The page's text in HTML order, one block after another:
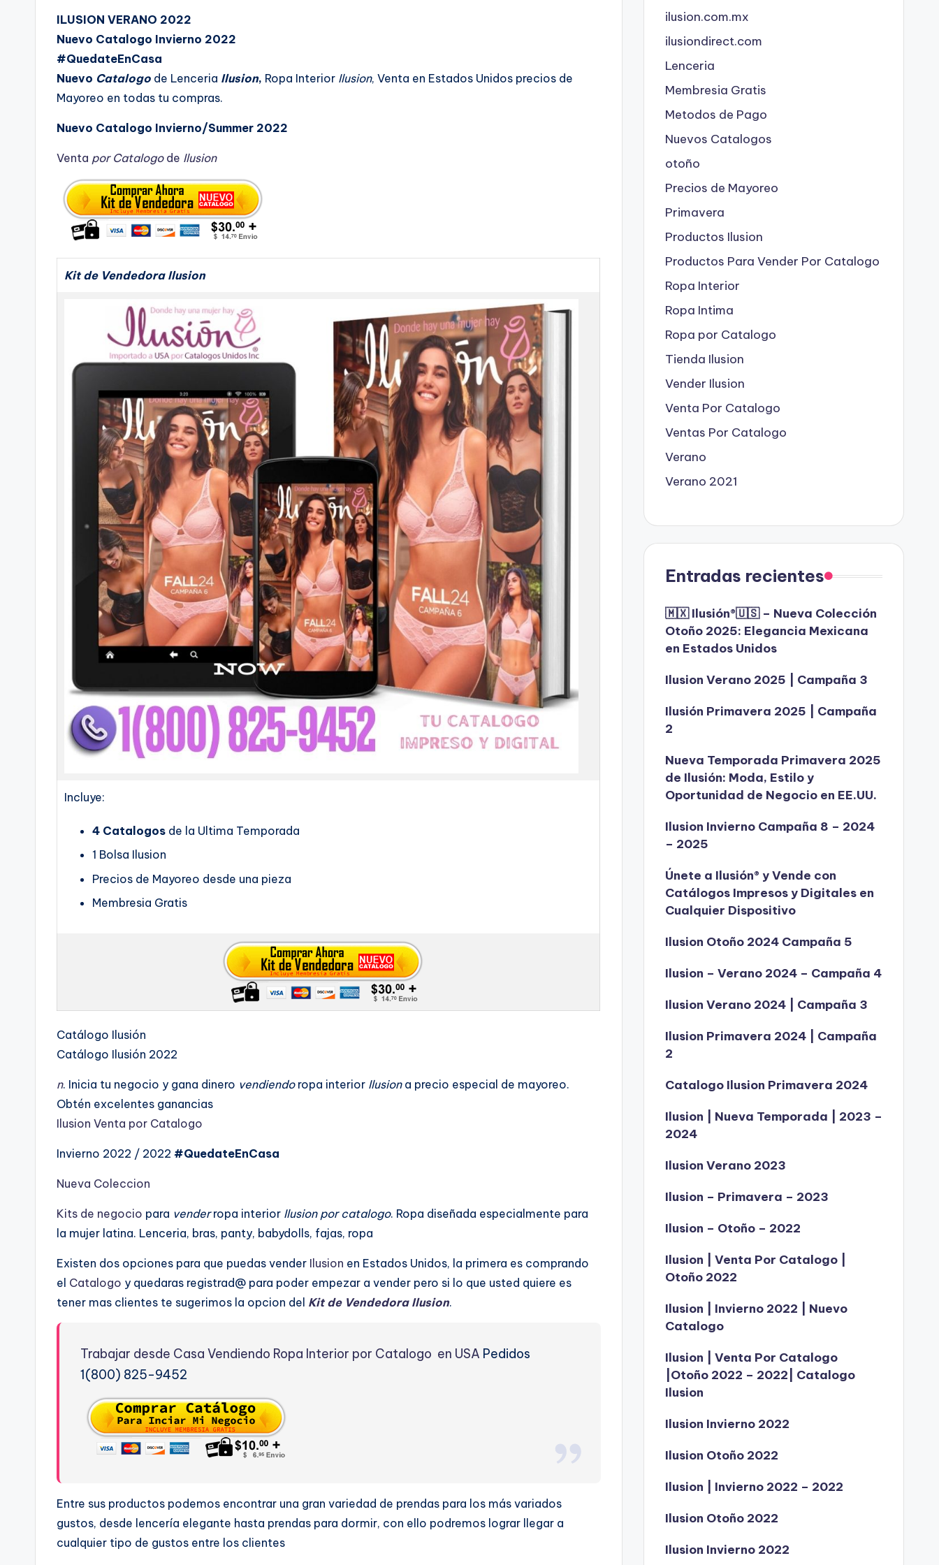
o
e
n
i
c
a
o
o
ILUSION VERANO 2022
Nuevo Catalogo Invierno 2022
#QuedateEnCasa
Nuevo Catalogo de Lenceria Ilusion, Ropa Interior Ilusion, Venta en Estados Unidos precios de
Mayoreo en todas tu compras.
Nuevo Catalogo Invierno/Summer 2022
Venta por Catalogode Ilusion
Kit de Vendedora Ilusion
Incluye:
4 Catalogos de la Ultima Temporada
1 Bolsa Ilusion
Precios de Mayoreo desde una pieza
Membresia Gratis
Catálogo Ilusión
Catálogo Ilusión 2022
n. Inicia tu negocio y gana dinero vendiendoropa interior Ilusiona precio especial de mayoreo.
Obtén excelentes ganancias
Ilusion Venta por Catalogo
Invierno 2022 / 2022 #QuedateEnCasa
Nueva Coleccion
Kits de negocio para venderropa interior Ilusion por catalogo. Ropa diseñada especialmente para
la mujer latina. Lenceria, bras, panty, babydolls, fajas, ropa
Existen dos opciones para que puedas vender Ilusion en Estados Unidos, la primera es comprando
el Catalogo y quedaras registrad@ para poder empezar a vender pero si lo que usted quiere es
tener mas clientes te sugerimos la opcion del Kit de Vendedora Ilusion.
Trabajar desde Casa Vendiendo Ropa Interior por Catalogo en USA Pedidos
1(800) 825-9452
Entre sus productos podemos encontrar una gran variedad de prendas para los más variados
gustos, desde lencería elegante hasta prendas para dormir, con ello podremos lograr llegar a
cualquier tipo de gustos entre los clientes
ilusion.com.mx
ilusiondirect.com
Lenceria
Membresia Gratis
Metodos de Pago
Nuevos Catalogos
otoño
Precios de Mayoreo
Primavera
Productos Ilusion
Productos Para Vender Por Catalogo
Ropa Interior
Ropa Intima
Ropa por Catalogo
Tienda Ilusion
Vender Ilusion
Venta Por Catalogo
Ventas Por Catalogo
Verano
Verano 2021
Entradas recientes
🇲🇽 Ilusión®️🇺🇸 – Nueva Colección
Otoño 2025: Elegancia Mexicana
en Estados Unidos
Ilusion Verano 2025 | Campaña 3
Ilusión Primavera 2025 | Campaña
2
Nueva Temporada Primavera 2025
de Ilusión: Moda, Estilo y
Oportunidad de Negocio en EE.UU.
Ilusion Invierno Campaña 8 – 2024
– 2025
Únete a Ilusión® y Vende con
Catálogos Impresos y Digitales en
Cualquier Dispositivo
Ilusion Otoño 2024 Campaña 5
Ilusion – Verano 2024 – Campaña 4
Ilusion Verano 2024 | Campaña 3
Ilusion Primavera 2024 | Campaña
2
Catalogo Ilusion Primavera 2024
Ilusion | Nueva Temporada | 2023 –
2024
Ilusion Verano 2023
Ilusion – Primavera – 2023
Ilusion – Otoño – 2022
Ilusion | Venta Por Catalogo |
Otoño 2022
Ilusion | Invierno 2022 | Nuevo
Catalogo
Ilusion | Venta Por Catalogo
|Otoño 2022 – 2022| Catalogo
Ilusion
Ilusion Invierno 2022
Ilusion Otoño 2022
Ilusion | Invierno 2022 – 2022
Ilusion Otoño 2022
Ilusion Invierno 2022